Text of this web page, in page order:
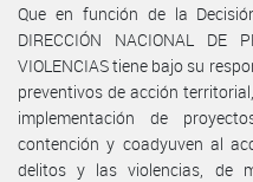
Que en función de la
DIRECCIÓN NACIONAL DE
VIOLENCIAS tiene bajo su
preventivos de acción
implementación de
contención y coadyuven al
delitos y las violencias, de